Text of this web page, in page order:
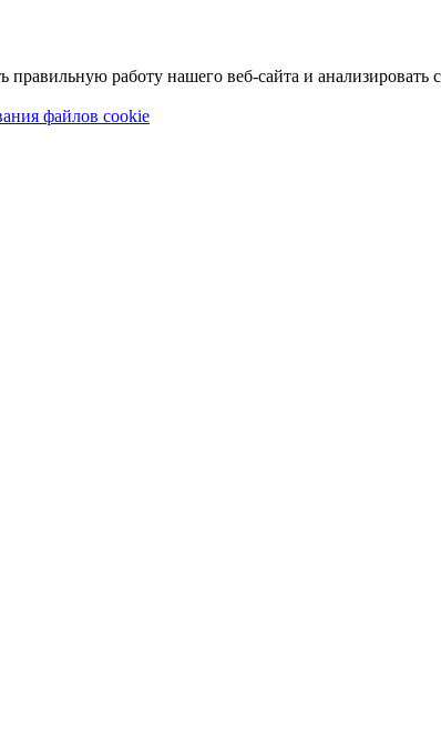
работу нашего веб-сайта и анализировать
файлов cookie